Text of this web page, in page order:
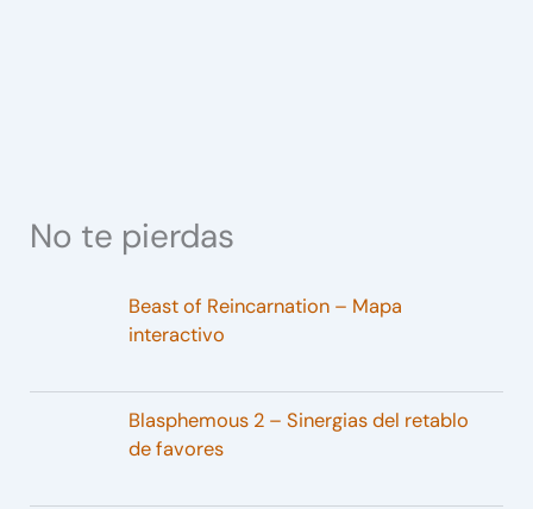
No te pierdas
Beast of Reincarnation – Mapa
interactivo
Blasphemous 2 – Sinergias del retablo
de favores